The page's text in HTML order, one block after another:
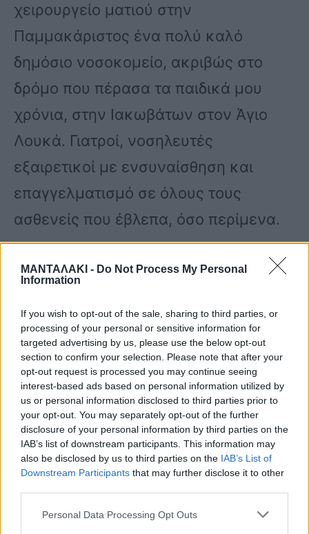
ΜΑΝΤΑΛΑΚΙ - Do Not Process My Personal
Information
If you wish to opt-out of the sale, sharing to third parties, or
processing of your personal or sensitive information for
targeted advertising by us, please use the below opt-out
section to confirm your selection. Please note that after your
opt-out request is processed you may continue seeing
interest-based ads based on personal information utilized by
us or personal information disclosed to third parties prior to
your opt-out. You may separately opt-out of the further
disclosure of your personal information by third parties on the
IAB’s list of downstream participants. This information may
also be disclosed by us to third parties on the IAB’s List of
Downstream Participants that may further disclose it to other
Personal Data Processing Opt Outs
χειρουργείο ματιού στην
Παμμακάριστος ένα πολύ καλό
δημόσιο νοσοκομείο, ακριβώς στο
δρόμο που πέρασα τα παιδικά μου
χρόνια, στην Ιακωβάτων στον Άγιο
Λουκά. Γιατροί, νοσηλευτές
εξαιρετικοί με ενσυναίσθηση και
επαγγελματισμό σε όλους τους
ασθενείς που έβλεπα, όσο περίμενα.
Ένα μεγάλο ευχαριστώ στη γιατρό
μου, την χειρουργό, που δεν είναι
απλώς μια καταπληκτική
οφθαλμίατρος αλλά μια καλλιτέχνης
!»